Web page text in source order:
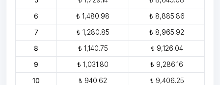
6
₺ 1,480.98
₺ 8,885.86
7
₺ 1,280.85
₺ 8,965.92
8
₺ 1,140.75
₺ 9,126.04
9
₺ 1,031.80
₺ 9,286.16
10
₺ 940.62
₺ 9,406.25